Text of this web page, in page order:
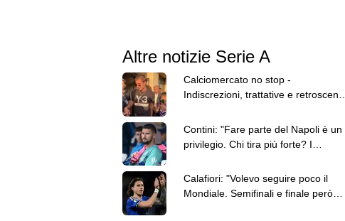
Altre notizie Serie A
Calciomercato no stop -
Indiscrezioni, trattative e retroscena
Contini: "Fare parte del Napoli è un
privilegio. Chi tira più forte? I
Calafiori: "Volevo seguire poco il
Mondiale. Semifinali e finale però